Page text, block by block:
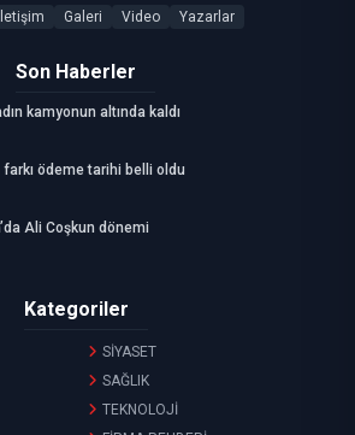
Galeri Video Yazarlar
Son Haberler
kamyonun altında kaldı
ödeme tarihi belli oldu
Ali Coşkun dönemi
Kategoriler
SİYASET
SAĞLIK
TEKNOLOJİ